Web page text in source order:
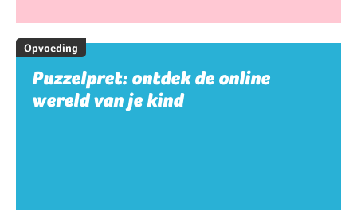
Opvoeding
Puzzelpret: ontdek de online
wereld van je kind